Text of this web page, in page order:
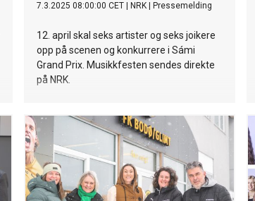
7.3.2025 08:00:00 CET NRK Pressemelding
12. april skal seks artister og seks joikere
opp på scenen og konkurrere i Sámi
Grand Prix. Musikkfesten sendes direkte
på NRK.